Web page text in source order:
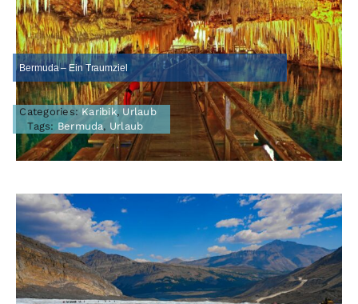
Bermuda – Ein Traumziel
Categories: Karibik, Urlaub
Tags: Bermuda, Urlaub